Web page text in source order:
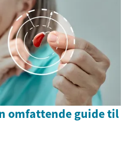
omfattende guide til